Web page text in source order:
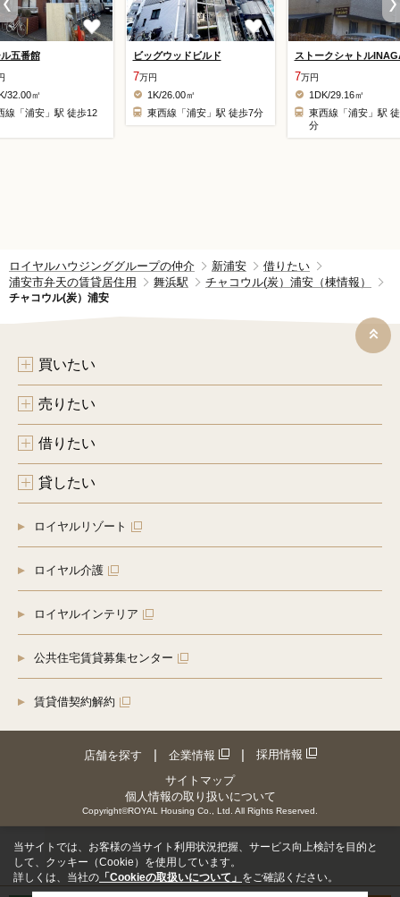
五番館
32.00㎡
線「浦安」駅 徒歩12
ビッグウッドビルド
7万円
1K/26.00㎡
東西線「浦安」駅 徒歩7分
ストークシャトル
7万円
1DK/29.16㎡
東西線「浦安」駅
分
ロイヤルハウジンググループの仲介 新浦安
借りたい
浦安市弁天の賃貸居住用
舞浜駅 チャコウル(炭）浦安（棟情報）
チャコウル(炭）浦安
買いたい
売りたい
借りたい
貸したい
ロイヤルリゾート
ロイヤル介護
ロイヤルインテリア
公共住宅賃貸募集センター
賃貸借契約解約
店舗を探す 企業情報
採用情報
サイトマップ
個人情報の取り扱いについて
Copyright©ROYAL Housing Co., Ltd. All Rights Reserved.
当サイトでは、お客様の当サイト利用状況把握、サービス向上検討を目的と
して、クッキー（Cookie）を使用しています。
詳しくは、当社の 「Cookieの取扱いについて」 をご確認ください。